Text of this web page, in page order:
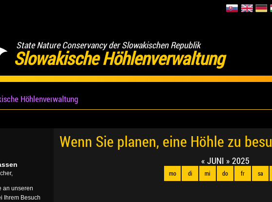
State Nature Conservancy der Slowakischen Republik
Slowakische Höhlenverwaltung
Höhlenverwaltung
Wenn Sie planen, eine Höhle zu
« JUNI » 2025
mo di mi do fr sa
an unseren
Ihrem Besuch